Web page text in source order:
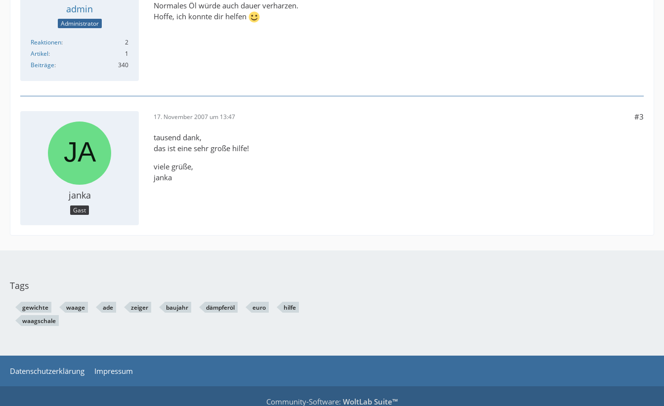
admin
Administrator
Reaktionen
2
Artikel
1
Beiträge
340
Normales Öl würde auch dauer verharzen.
Hoffe, ich konnte dir helfen
janka
Gast
17. November 2007 um 13:47 #3
tausend dank,
das ist eine sehr große hilfe!
viele grüße,
janka
Tags
gewichte waage ade zeiger baujahr dämpferöl euro
hilfe
waagschale
Datenschutzerklärung Impressum
Community-Software: WoltLab Suite™